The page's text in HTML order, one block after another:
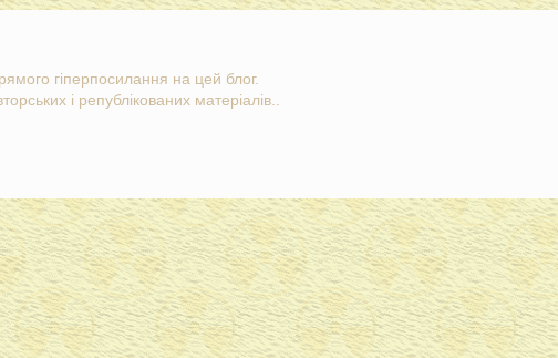
гіперпосилання на цей блог.
і републікованих матеріалів..